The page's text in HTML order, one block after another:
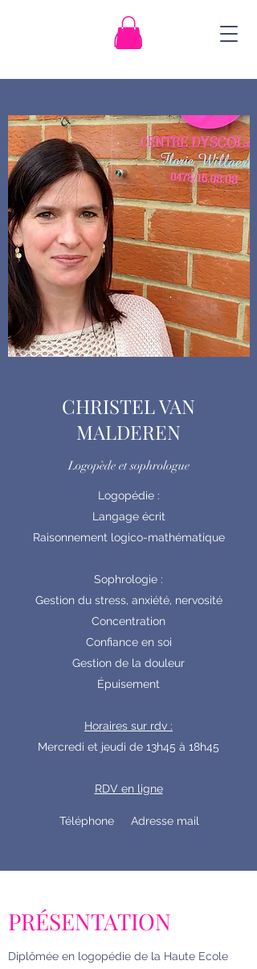
CHRISTEL VAN
MALDEREN
Logopède et sophrologue
Logopédie :
Langage écrit
Raisonnement logico-mathématique
Sophrologie :
Gestion du stress, anxiété, nervosité
Concentration
Confiance en soi
Gestion de la douleur
Épuisement
Horaires sur rdv :
Mercredi et jeudi de 13h45 à 18h45
RDV en ligne
Téléphone Adresse mail
PRÉSENTATION
Diplômée en logopédie de la Haute Ecole